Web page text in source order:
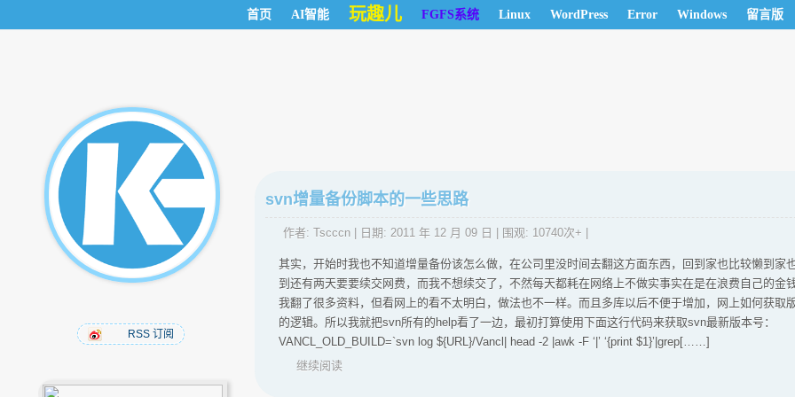
首页 AI智能 玩趣儿 FGFS系统 Linux WordPress Error Windows 留言版
RSS 订阅
svn增量备份脚本的一些思路
作者: Tscccn| 日期: 2011 年 12 月 09 日 | 围观: 10740次+ |
其实，开始时我也不知道增量备份该怎么做，在公司里没时间去翻这方面东西，回到家也比较懒到家
到还有两天要要续交网费，而我不想续交了，不然每天都耗在网络上不做实事实在是在浪费自己的金
我翻了很多资料，但看网上的看不太明白，做法也不一样。而且多库以后不便于增加，网上如何获取
的逻辑。所以我就把svn所有的help看了一边，最初打算使用下面这行代码来获取svn最新版本号：
VANCL_OLD_BUILD=`svn log ${URL}/Vancl| head -2 |awk -F ‘|’ ‘{print $1}’|grep[……]
继续阅读